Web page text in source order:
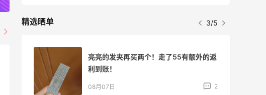
精选晒单 3/5
亮亮的发夹再买两个！走了55有额外的返
利到账！
08月07日 2